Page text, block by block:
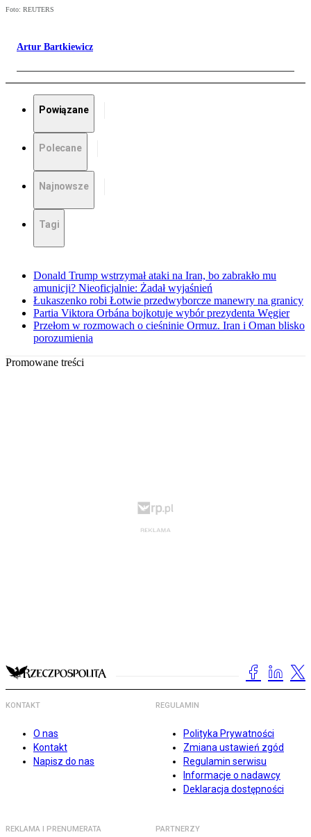
Foto: REUTERS
Artur Bartkiewicz
Powiązane
Polecane
Najnowsze
Tagi
Donald Trump wstrzymał ataki na Iran, bo zabrakło mu
amunicji? Nieoficjalnie: Żadał wyjaśnień
Łukaszenko robi Łotwie przedwyborcze manewry na granicy
Partia Viktora Orbána bojkotuje wybór prezydenta Węgier
Przełom w rozmowach o cieśninie Ormuz. Iran i Oman blisko
porozumienia
Promowane treści
KONTAKT
O nas
Kontakt
Napisz do nas
REGULAMIN
Polityka Prywatności
Zmiana ustawień zgód
Regulamin serwisu
Informacje o nadawcy
Deklaracja dostępności
REKLAMA I PRENUMERATA PARTNERZY